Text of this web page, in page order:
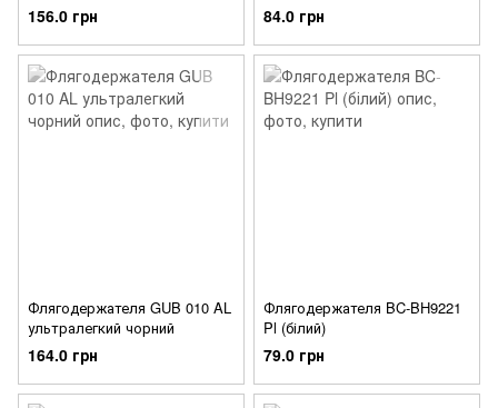
156.0 грн 84.0 грн
Флягодержателя GUB 010 AL
ультралегкий чорний
164.0 грн
Флягодержателя BC-BH9221
Pl (білий)
79.0 грн